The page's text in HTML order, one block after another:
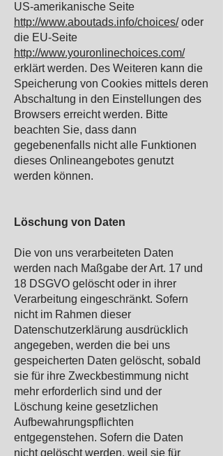
US-amerikanische Seite
http://www.aboutads.info/choices/oder
die EU-Seite
http://www.youronlinechoices.com/
erklärt werden. Des Weiteren kann die
Speicherung von Cookies mittels deren
Abschaltung in den Einstellungen des
Browsers erreicht werden. Bitte
beachten Sie, dass dann
gegebenenfalls nicht alle Funktionen
dieses Onlineangebotes genutzt
werden können.
Löschung von Daten
Die von uns verarbeiteten Daten
werden nach Maßgabe der Art. 17 und
18 DSGVO gelöscht oder in ihrer
Verarbeitung eingeschränkt. Sofern
nicht im Rahmen dieser
Datenschutzerklärung ausdrücklich
angegeben, werden die bei uns
gespeicherten Daten gelöscht, sobald
sie für ihre Zweckbestimmung nicht
mehr erforderlich sind und der
Löschung keine gesetzlichen
Aufbewahrungspflichten
entgegenstehen. Sofern die Daten
nicht gelöscht werden, weil sie für